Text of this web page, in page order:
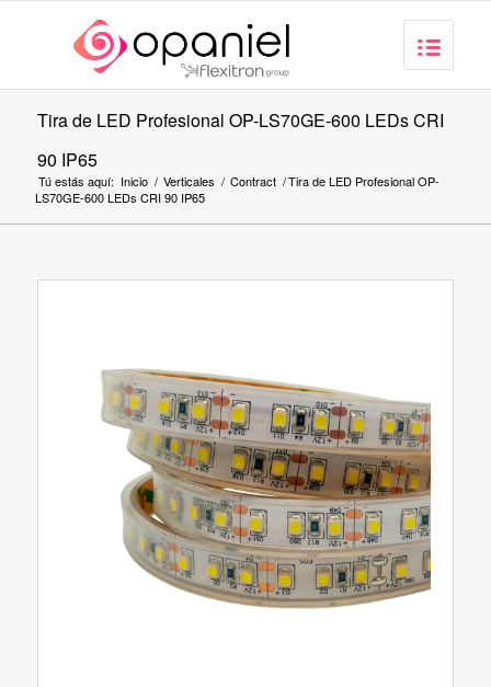
Tira de LED Profesional OP-LS70GE-600 LEDs CRI
90 IP65
Tú estás aquí: Inicio / Verticales / Contract /Tira de LED Profesional OP-
LS70GE-600 LEDs CRI 90 IP65